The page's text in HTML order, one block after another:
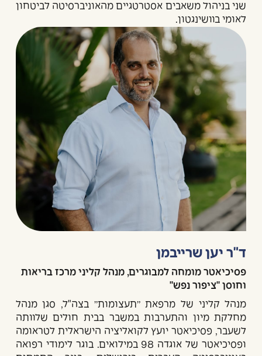
שני בניהול משאבים אסטרטגיים מהאוניברסיטה לביטחון
לאומי בוושינגטון.
ד"ר יען שרייבמן
פסיכיאטר מומחה למבוגרים, מנהל קליני מרכז בריאות
וחוסן "ציפור נפש"
מנהל קליני של מרפאת ״תעצומות״ בצה"ל, סגן מנהל
מחלקת מיון והתערבות במשבר בבית חולים שלוותה
לשעבר, פסיכיאטר יועץ לקואליציה הישראלית לטראומה
ופסיכיאטר של אוגדה 98 במילואים. בוגר לימודי רפואה